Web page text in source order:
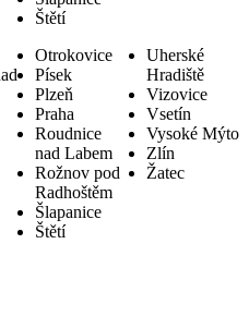
Štětí
Otrokovice
Písek
Plzeň
Praha
Roudnice
nad Labem
Rožnov pod
Radhoštěm
Šlapanice
Štětí
Uherské
Hradiště
Vizovice
Vsetín
Vysoké Mýto
Zlín
Žatec